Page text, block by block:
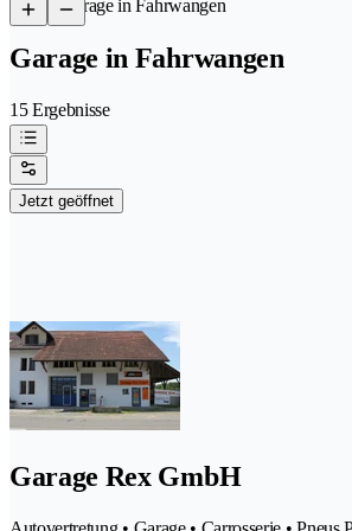
/Garage in Fahrwangen
Garage in Fahrwangen
15 Ergebnisse
Jetzt geöffnet
Garage Rex GmbH